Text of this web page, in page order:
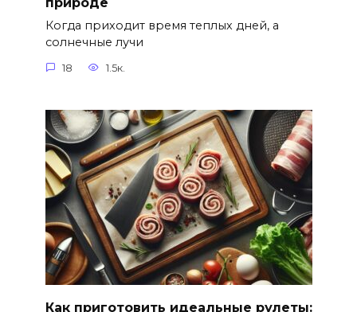
Когда приходит время теплых дней, а
солнечные лучи
18 1.5к.
Как приготовить идеальные рулеты: